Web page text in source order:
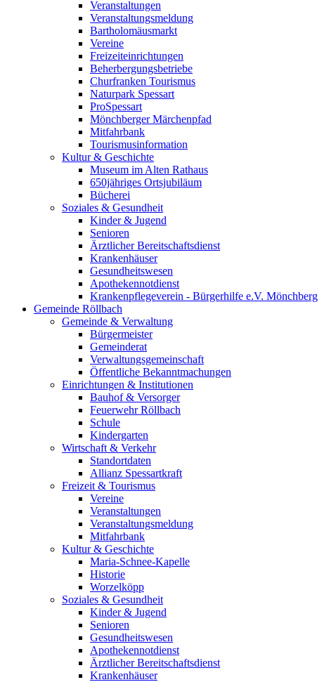
Veranstaltungen
Veranstaltungsmeldung
Bartholomäusmarkt
Vereine
Freizeiteinrichtungen
Beherbergungsbetriebe
Churfranken Tourismus
Naturpark Spessart
ProSpessart
Mönchberger Märchenpfad
Mitfahrbank
Tourismusinformation
Kultur & Geschichte
Museum im Alten Rathaus
650jähriges Ortsjubiläum
Bücherei
Soziales & Gesundheit
Kinder & Jugend
Senioren
Ärztlicher Bereitschaftsdienst
Krankenhäuser
Gesundheitswesen
Apothekennotdienst
Krankenpflegeverein - Bürgerhilfe e.V. Mönchberg
Gemeinde Röllbach
Gemeinde & Verwaltung
Bürgermeister
Gemeinderat
Verwaltungsgemeinschaft
Öffentliche Bekanntmachungen
Einrichtungen & Institutionen
Bauhof & Versorger
Feuerwehr Röllbach
Schule
Kindergarten
Wirtschaft & Verkehr
Standortdaten
Allianz Spessartkraft
Freizeit & Tourismus
Vereine
Veranstaltungen
Veranstaltungsmeldung
Mitfahrbank
Kultur & Geschichte
Maria-Schnee-Kapelle
Historie
Worzelköpp
Soziales & Gesundheit
Kinder & Jugend
Senioren
Gesundheitswesen
Apothekennotdienst
Ärztlicher Bereitschaftsdienst
Krankenhäuser